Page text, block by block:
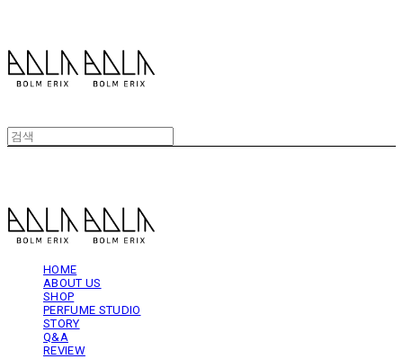
HOME
ABOUT US
SHOP
PERFUME STUDIO
STORY
Q&A
REVIEW